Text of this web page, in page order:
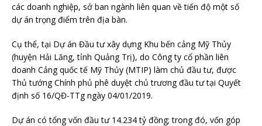
các doanh nghiệp, sở ban ngành liên quan về tiến độ một số
dự án trọng điểm trên địa bàn.
Cụ thể, tại Dự án Đầu tư xây dựng Khu bến cảng Mỹ Thủy
(huyện Hải Lăng, tỉnh Quảng Trị), do Công ty cổ phần liên
doanh Cảng quốc tế Mỹ Thủy (MTIP) làm chủ đầu tư, được
Thủ tướng Chính phủ phê duyệt chủ trương đầu tư tại Quyết
định số 16/QĐ-TTg ngày 04/01/2019.
Dự án có tổng vốn đầu tư 14.234 tỷ đồng; trong đó, vốn góp